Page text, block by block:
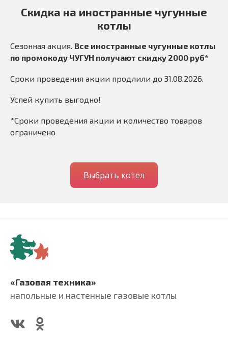
Скидка на иностранные чугунные
котлы
Сезонная акция. Все иностранные чугунные котлы
по промокоду ЧУГУН получают скидку 2000 руб*
Сроки проведения акции продлили до 31.08.2026.
Успей купить выгодно!
*Сроки проведения акции и количество товаров
ограничено
Выбрать котел
«Газовая техника»
напольные и настенные газовые котлы